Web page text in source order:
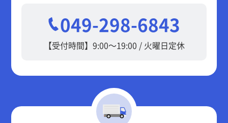
049-298-6843
【受付時間】9:00～19:00 / 火曜日定休